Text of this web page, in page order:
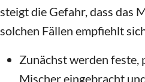
steigt die Gefahr, dass das
solchen Fällen empfiehlt
Zunächst werden
Mischer eingebracht